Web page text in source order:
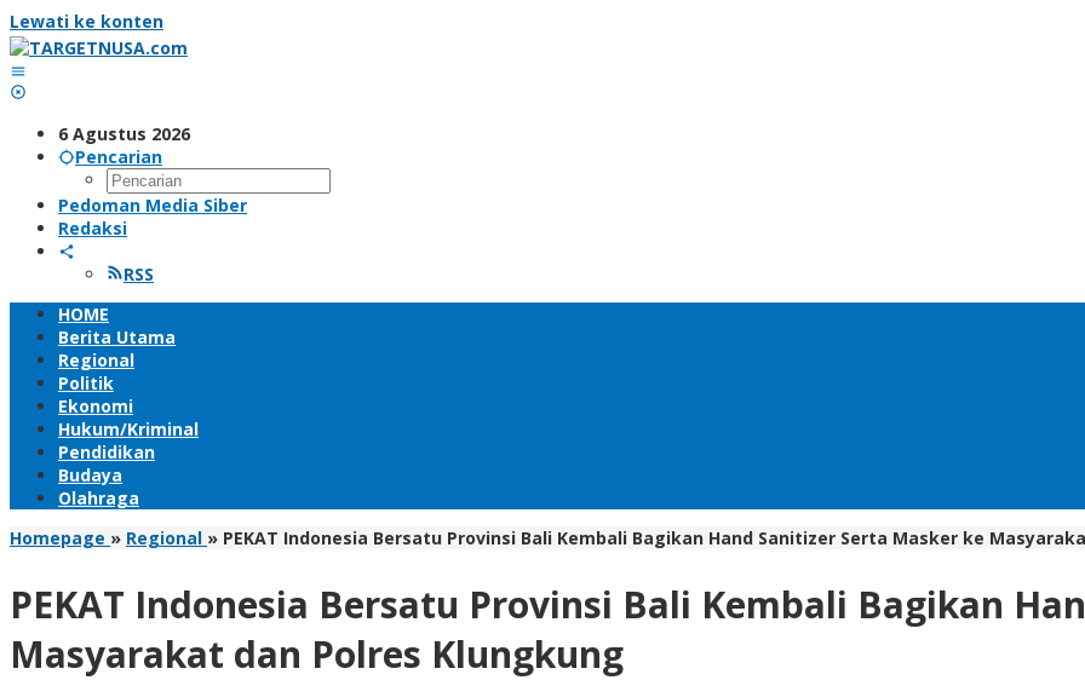
Lewati ke konten
6 Agustus 2026
Pencarian
Pedoman Media Siber
Redaksi
RSS
HOME
Berita Utama
Regional
Politik
Ekonomi
Hukum/Kriminal
Pendidikan
Budaya
Olahraga
Homepage » Regional » PEKAT Indonesia Bersatu Provinsi Bali Kembali Bagikan Hand Sanitizer Serta Masker ke
PEKAT Indonesia Bersatu Provinsi Bali Kembali Bagikan
Masyarakat dan Polres Klungkung